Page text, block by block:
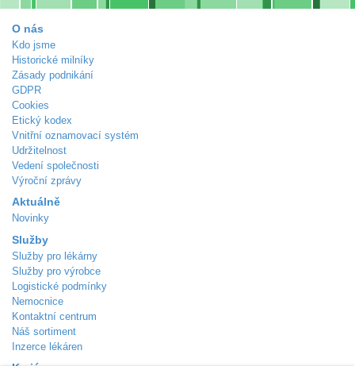
O nás
Kdo jsme
Historické milníky
Zásady podnikání
GDPR
Cookies
Etický kodex
Vnitřní oznamovací systém
Udržitelnost
Vedení společnosti
Výroční zprávy
Aktuálně
Novinky
Služby
Služby pro lékárny
Služby pro výrobce
Logistické podmínky
Nemocnice
Kontaktní centrum
Náš sortiment
Inzerce lékáren